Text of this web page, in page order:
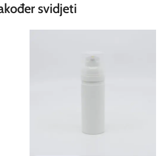
svidjeti